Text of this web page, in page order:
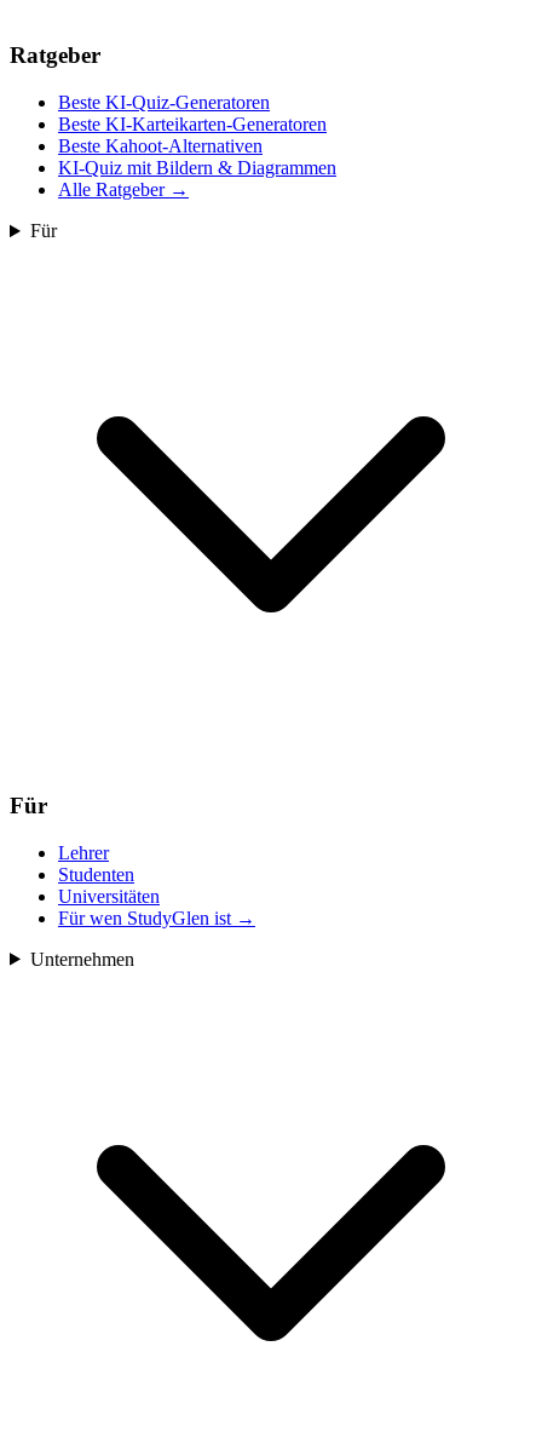
Ratgeber
Beste KI-Quiz-Generatoren
Beste KI-Karteikarten-Generatoren
Beste Kahoot-Alternativen
KI-Quiz mit Bildern & Diagrammen
Alle Ratgeber→
Für
Für
Lehrer
Studenten
Universitäten
Für wen StudyGlen ist →
Unternehmen